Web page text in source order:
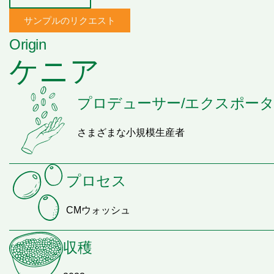
サンプルのリクエスト
Origin
ケニア
プロデューサー/エクスポー
さまざまな小規模生産者
プロセス
CMウォッシュ
収穫